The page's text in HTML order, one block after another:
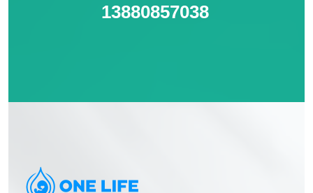
13880857038